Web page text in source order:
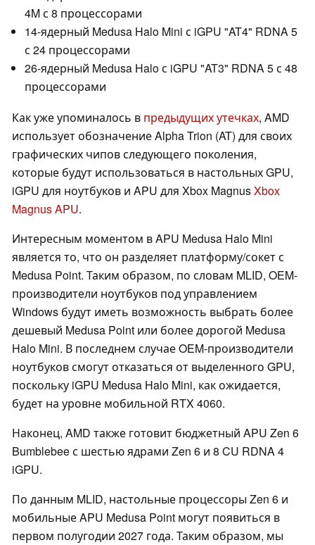
4M с 8 процессорами
14-ядерный Medusa Halo Mini с iGPU "AT4" RDNA 5
с 24 процессорами
26-ядерный Medusa Halo с iGPU "AT3" RDNA 5 с 48
процессорами
Как уже упоминалось в предыдущих утечках, AMD
использует обозначение Alpha Trion (AT) для своих
графических чипов следующего поколения,
которые будут использоваться в настольных GPU,
iGPU для ноутбуков и APU для Xbox MagnusXbox
Magnus APU.
Интересным моментом в APU Medusa Halo Mini
является то, что он разделяет платформу/сокет с
Medusa Point. Таким образом, по словам MLID, OEM-
производители ноутбуков под управлением
Windows будут иметь возможность выбрать более
дешевый Medusa Point или более дорогой Medusa
Halo Mini. В последнем случае OEM-производители
ноутбуков смогут отказаться от выделенного GPU,
поскольку iGPU Medusa Halo Mini, как ожидается,
будет на уровне мобильной RTX 4060.
Наконец, AMD также готовит бюджетный APU Zen 6
Bumblebee с шестью ядрами Zen 6 и 8 CU RDNA 4
iGPU.
По данным MLID, настольные процессоры Zen 6 и
мобильные APU Medusa Point могут появиться в
первом полугодии 2027 года. Таким образом, мы